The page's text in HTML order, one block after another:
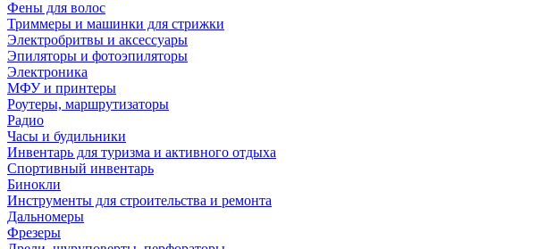
Фены для волос
Триммеры и машинки для стрижки
Электробритвы и аксессуары
Эпиляторы и фотоэпиляторы
Электроника
МФУ и принтеры
Роутеры, маршрутизаторы
Радио
Часы и будильники
Инвентарь для туризма и активного отдыха
Спортивный инвентарь
Бинокли
Инструменты для строительства и ремонта
Дальномеры
Фрезеры